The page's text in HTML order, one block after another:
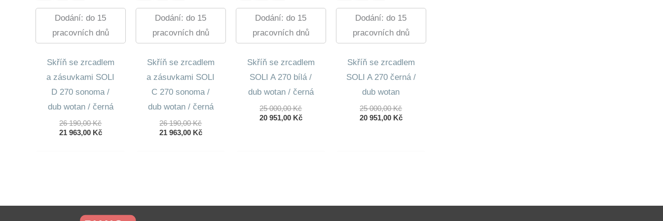
Dodání: do 15
pracovních dnů
Skříň se zrcadlem
a zásuvkami SOLI
D 270 sonoma /
dub wotan / černá
26 190,00KčPůvodní
Cena
21 963,00 KčAktuální
Dodání: do 15
pracovních dnů
Skříň se zrcadlem
a zásuvkami SOLI
C 270 sonoma /
dub wotan / černá
26 190,00KčPůvodní
Cena
21 963,00 KčAktuální
Dodání: do 15
pracovních dnů
Skříň se zrcadlem
SOLI A 270 bílá /
dub wotan / černá
25 000,00KčPůvodní
Cena
20 951,00 KčAktuální
Dodání: do 15
pracovních dnů
Skříň se zrcadlem
SOLI A 270 černá /
dub wotan
25 000,00KčPůvodní
Cena
20 951,00 KčAktuální